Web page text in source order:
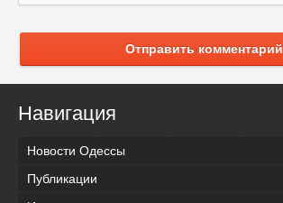
Отправить комментарий
Навигация
Новости Одессы
Публикации